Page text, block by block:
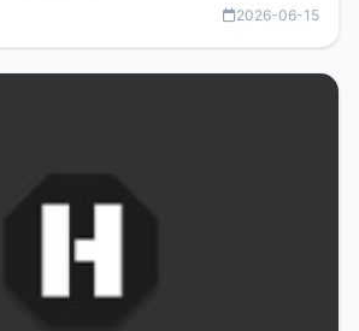
ZMark官网地址：
2026-06-15